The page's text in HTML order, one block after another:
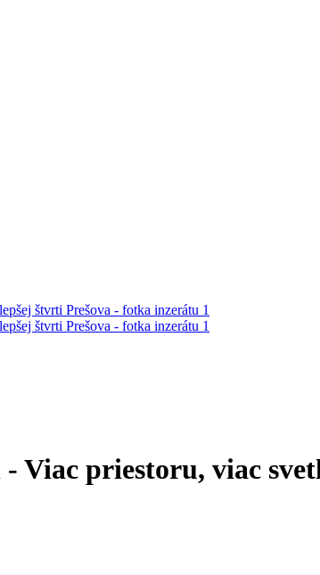
Viac priestoru, viac